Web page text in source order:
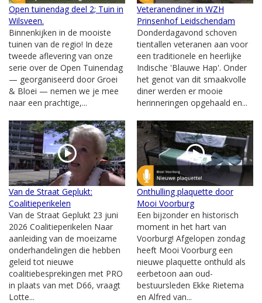
Open tuinendag deel 2; Tuin in
Wilsveen.
Binnenkijken in de mooiste
tuinen van de regio! In deze
tweede aflevering van onze
serie over de Open Tuinendag
— georganiseerd door Groei
& Bloei — nemen we je mee
naar een prachtige,...
Veteranendiner in WZH
Prinsenhof Leidschendam
Donderdagavond schoven
tientallen veteranen aan voor
een traditionele en heerlijke
Indische 'Blauwe Hap'. Onder
het genot van dit smaakvolle
diner werden er mooie
herinneringen opgehaald en...
Van de Straat Geplukt:
Coalitieperikelen
Van de Straat Geplukt 23 juni
2026 Coalitieperikelen Naar
aanleiding van de moeizame
onderhandelingen die hebben
geleid tot nieuwe
coalitiebesprekingen met PRO
in plaats van met D66, vraagt
Lotte...
Onthulling plaquette door
Mooi Voorburg
Een bijzonder en historisch
moment in het hart van
Voorburg! Afgelopen zondag
heeft Mooi Voorburg een
nieuwe plaquette onthuld als
eerbetoon aan oud-
bestuursleden Ekke Rietema
en Alfred van...